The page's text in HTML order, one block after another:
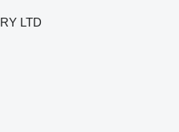
LTD